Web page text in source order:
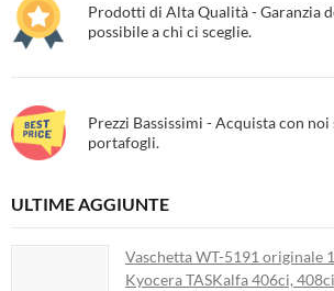
Prodotti di Alta Qualità - Garanzia
possibile a chi ci sceglie.
Prezzi Bassissimi - Acquista con
portafogli.
ULTIME AGGIUNTE
Vaschetta WT-5191 originale
Kyocera TASKalfa 406ci,